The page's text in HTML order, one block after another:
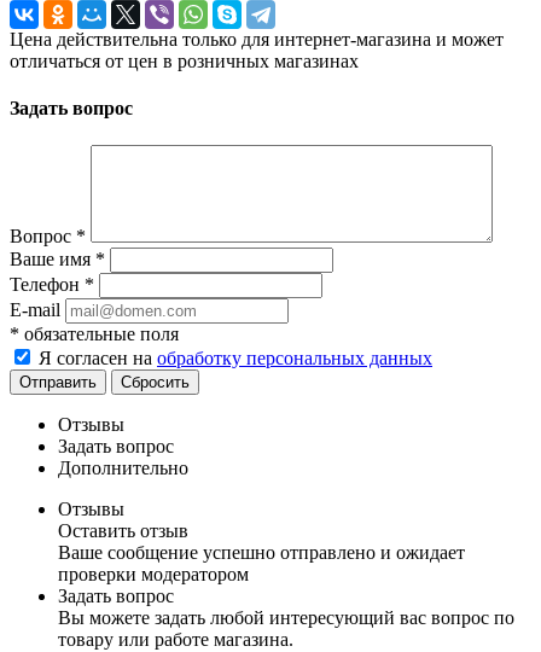
Цена действительна только для интернет-магазина и может
отличаться от цен в розничных магазинах
Задать вопрос
Вопрос *
Ваше имя *
Телефон *
E-mail
* обязательные поля
Я согласен на обработку персональных данных
Отправить Сбросить
Отзывы
Задать вопрос
Дополнительно
Отзывы
Оставить отзыв
Ваше сообщение успешно отправлено и ожидает
проверки модератором
Задать вопрос
Вы можете задать любой интересующий вас вопрос по
товару или работе магазина.